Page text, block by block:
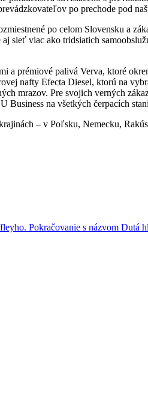
po prechode pod
po celom Slovensku a
sieť viac ako tridsiatich
a prémiové palivá Verva, ktoré
nafty Efecta Diesel, ktorú na
mrazov. Pre svojich verných
na všetkých čerpacích
– v Poľsku, Nemecku,
Pokračovanie s názvom Dutá